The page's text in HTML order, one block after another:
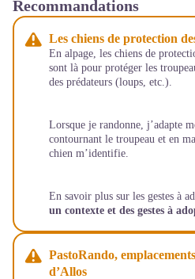
Recommandations
Les chiens de protection
En alpage, les chiens de
sont là pour protéger les
des prédateurs (loups, etc.).
Lorsque je randonne, j’adapte
contournant le troupeau et en
chien m’identifie.
En savoir plus sur les gestes à
un contexte et des gestes à
PastoRando,
d’Allos